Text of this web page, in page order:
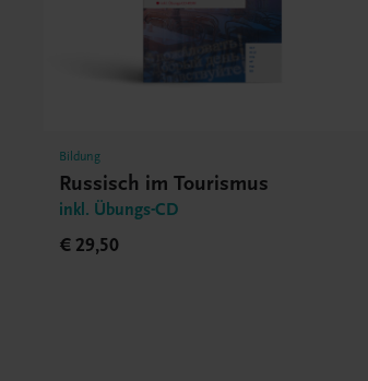
Bildung
Russisch im Tourismus
inkl. Übungs-CD
€ 29,50